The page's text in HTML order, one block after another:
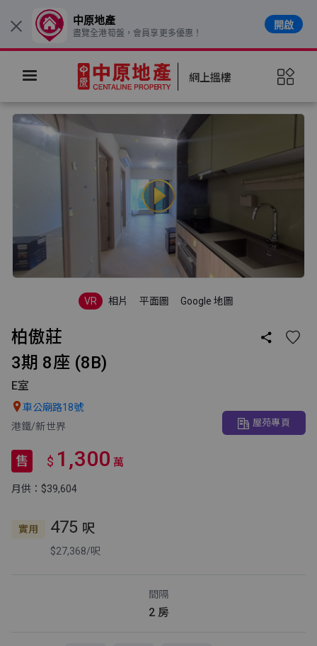
網上搵樓
VR 相片 平面圖 Google 地圖
柏傲莊 
3期 8座 (8B)
E室
車公廟路18號
港鐵/新世界
屋苑專頁
售 $ 1,300 萬
月供：$39,604
實用 475 呎
$27,368/呎
間隔
2 房
× 中原地產
盡覽全港筍盤，會員享更多優惠！
開啟